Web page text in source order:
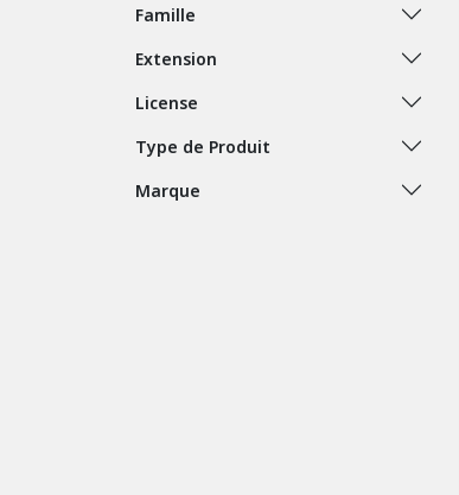
Famille
Extension
License
Type de Produit
Marque